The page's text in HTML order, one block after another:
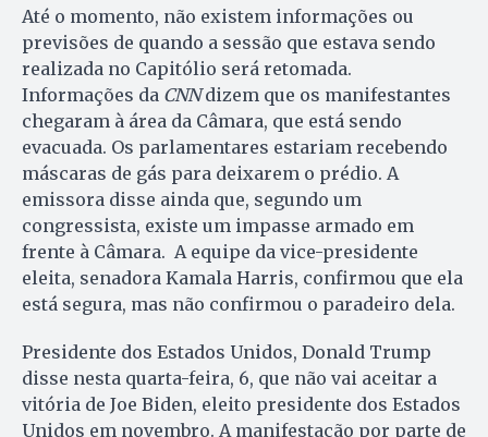
Até o momento, não existem informações ou
previsões de quando a sessão que estava sendo
realizada no Capitólio será retomada.
Informações da CNNdizem que os manifestantes
chegaram à área da Câmara, que está sendo
evacuada. Os parlamentares estariam recebendo
máscaras de gás para deixarem o prédio. A
emissora disse ainda que, segundo um
congressista, existe um impasse armado em
frente à Câmara. A equipe da vice-presidente
eleita, senadora Kamala Harris, confirmou que ela
está segura, mas não confirmou o paradeiro dela.
Presidente dos Estados Unidos, Donald Trump
disse nesta quarta-feira, 6, que não vai aceitar a
vitória de Joe Biden, eleito presidente dos Estados
Unidos em novembro. A manifestação por parte de